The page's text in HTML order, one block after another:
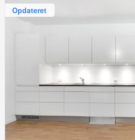
Opdateret